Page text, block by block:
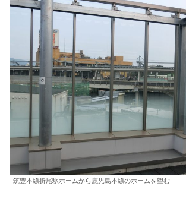
筑豊本線折尾駅ホームから鹿児島本線のホームを望む